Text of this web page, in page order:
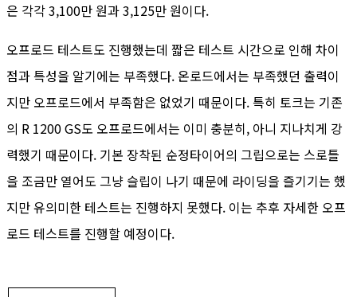
은 각각 3,100만 원과 3,125만 원이다.
오프로드 테스트도 진행했는데 짧은 테스트 시간으로 인해 차이
점과 특성을 알기에는 부족했다. 온로드에서는 부족했던 출력이
지만 오프로드에서 부족함은 없었기 때문이다. 특히 토크는 기존
의 R 1200 GS도 오프로드에서는 이미 충분히, 아니 지나치게 강
력했기 때문이다. 기본 장착된 순정타이어의 그립으로는 스로틀
을 조금만 열어도 그냥 슬립이 나기 때문에 라이딩을 즐기기는 했
지만 유의미한 테스트는 진행하지 못했다. 이는 추후 자세한 오프
로드 테스트를 진행할 예정이다.